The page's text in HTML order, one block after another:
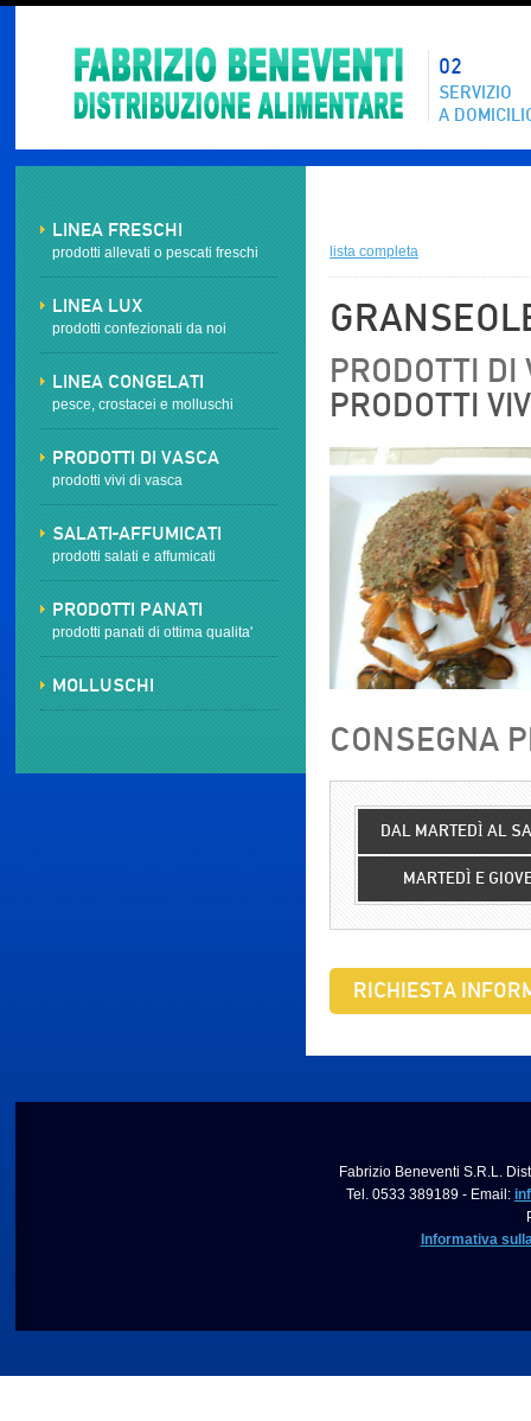
02
SERVIZIO
A
LINEA FRESCHI
prodotti allevati o pescati freschi
LINEA LUX
prodotti confezionati da noi
LINEA CONGELATI
pesce, crostacei e molluschi
PRODOTTI DI VASCA
prodotti vivi di vasca
SALATI-AFFUMICATI
prodotti salati e affumicati
PRODOTTI PANATI
prodotti panati di ottima qualita'
MOLLUSCHI
lista completa
PRODOTTI DI
PRODOTTI
CONSEGNA
DAL MARTEDÌ AL
MARTEDÌ E
RICHIESTA
Fabrizio Beneventi S.R.L.
Tel. 0533 389189 - Email:
Informativa